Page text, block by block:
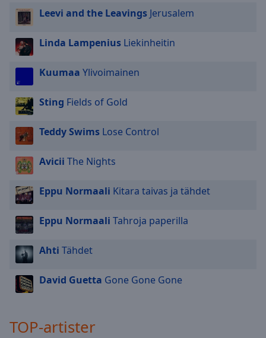
Leevi and the Leavings Jerusalem
Linda Lampenius Liekinheitin
Kuumaa Ylivoimainen
Sting Fields of Gold
Teddy Swims Lose Control
Avicii The Nights
Eppu Normaali Kitara taivas ja tähdet
Eppu Normaali Tahroja paperilla
Ahti Tähdet
David Guetta Gone Gone Gone
TOP-artister